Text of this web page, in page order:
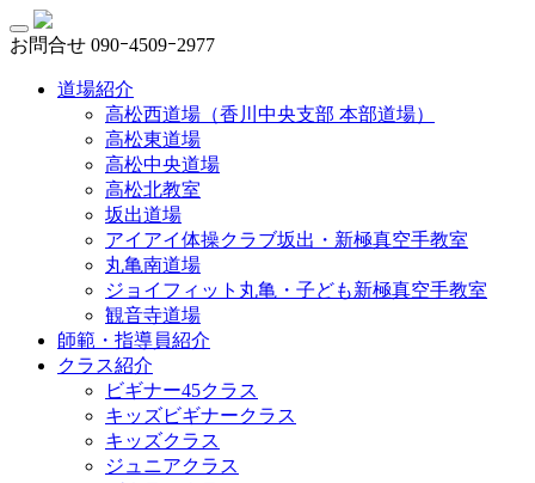
お問合せ 090ｰ4509ｰ2977
道場紹介
高松西道場（香川中央支部 本部道場）
高松東道場
高松中央道場
高松北教室
坂出道場
アイアイ体操クラブ坂出・新極真空手教室
丸亀南道場
ジョイフィット丸亀・子ども新極真空手教室
観音寺道場
師範・指導員紹介
クラス紹介
ビギナー45クラス
キッズビギナークラス
キッズクラス
ジュニアクラス